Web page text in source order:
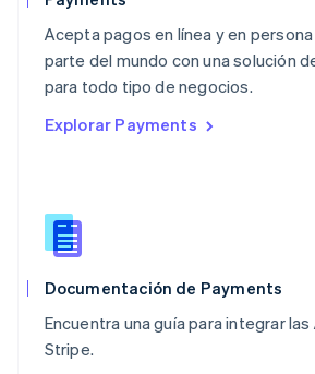
Acepta pagos en línea y en
parte del mundo con una solución
para todo tipo de negocios.
Explorar Payments
Documentación de Payments
Encuentra una guía para integrar
Stripe.
English
Nueva Zelandia
English
Países Bajos
NederlandsEnglish
Português
RAE de Hong Kong, China
English
Reino Unido
República Checa
English